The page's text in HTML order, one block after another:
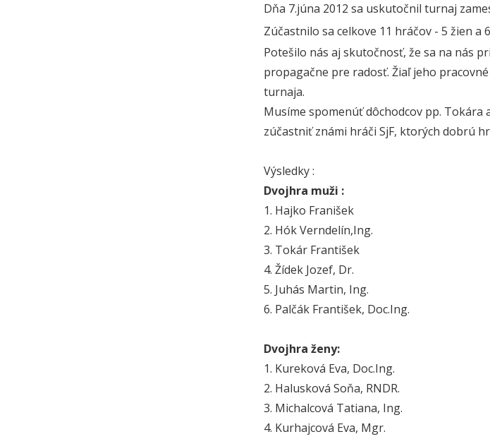
Dňa 7.júna 2012 sa uskutočnil turnaj
Zúčastnilo sa celkove 11 hráčov - 5 žien a
Potešilo nás aj skutočnosť, že sa na nás
propagačne pre radosť. Žiaľ jeho
turnaja.
Musíme spomenúť dôchodcov pp.
zúčastniť známi hráči SjF, ktorých dobrú
Výsledky :
Dvojhra muži :
1. Hajko Franišek
2. Hók Verndelín,Ing.
3. Tokár František
4. Žídek Jozef, Dr.
5. Juhás Martin, Ing.
6. Palčák František, Doc.Ing.
Dvojhra ženy:
1. Kureková Eva, Doc.Ing.
2. Halusková Soňa, RNDR.
3. Michalcová Tatiana, Ing.
4. Kurhajcová Eva, Mgr.